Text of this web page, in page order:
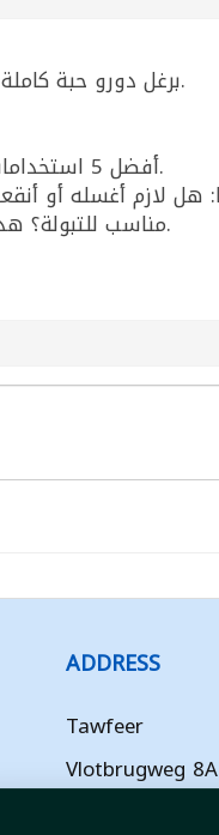
برغل دورو حبة كاملة (باشباشي/حبّة للرز) بقوام واضح ومناسب للطبخ اليومي مثل البرغل المفلفل والشوربات والحشوات.
أفضل 5 استخدامات: برغل مفلفل بدل الرز، شوربات، سلطات، حشوات (دولمة/سارما)، أطباق جانبية مع اللحم أو الدجاج.
مناسب للتبولة؟ هذا النوع خشن (حبّة كاملة) وغالباً التبولة تحتاج برغل أنعم. هل فيه جلوتين؟ نعم يحتوي جلوتين القمح.
ADDRESS
Tawfeer
Vlotbrugweg 8A